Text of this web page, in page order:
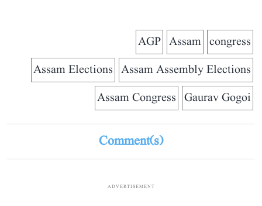
congress
Assam
AGP
Assam Assembly Elections
Assam Elections
Gaurav Gogoi
Assam Congress
Comment(s)
ADVERTISEMENT